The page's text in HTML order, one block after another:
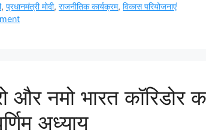
,प्रधानमंत्री मोदी,राजनीतिक कार्यक्रम,विकास परियोजनाएं
और नमो भारत कॉरिडोर
अध्याय